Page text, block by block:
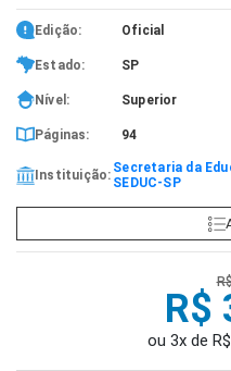
Edição: Oficial
Estado: SP
Nível: Superior
Páginas: 94
Instituição: Secretaria da
SEDUC-SP
R$
ou 3x de